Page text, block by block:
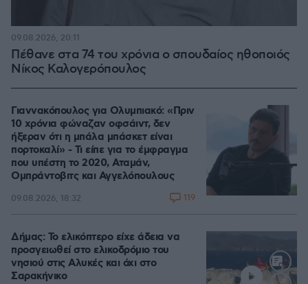
Πέθανε στα 74 του χρόνια ο σπουδαίος ηθοποιός
Νίκος Καλογερόπουλος
09.08.2026, 20:11
Γιαννακόπουλος για Ολυμπιακό: «Πριν
10 χρόνια φώναζαν οφσάιντ, δεν
ήξεραν ότι η μπάλα μπάσκετ είναι
πορτοκαλί» - Τι είπε για το έμφραγμα
που υπέστη το 2020, Αταμάν,
Ομπράντοβιτς και Αγγελόπουλους
09.08.2026, 18:32 119
Δήμας: Το ελικόπτερο είχε άδεια να
προσγειωθεί στο ελικοδρόμιο του
νησιού στις Αλυκές και όχι στο
Σαρακήνικο